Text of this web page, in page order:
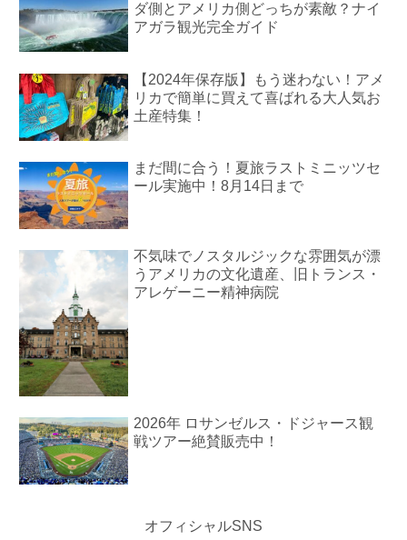
ダ側とアメリカ側どっちが素敵？ナイ
アガラ観光完全ガイド
【2024年保存版】もう迷わない！アメ
リカで簡単に買えて喜ばれる大人気お
土産特集！
まだ間に合う！夏旅ラストミニッツセ
ール実施中！8月14日まで
不気味でノスタルジックな雰囲気が漂
うアメリカの文化遺産、旧トランス・
アレゲーニー精神病院
2026年 ロサンゼルス・ドジャース観
戦ツアー絶賛販売中！
オフィシャルSNS